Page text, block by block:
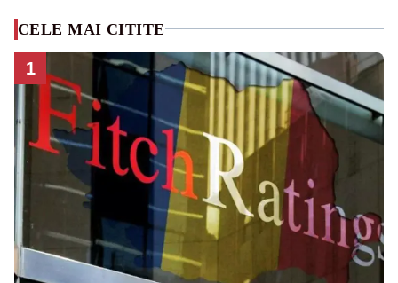
CELE MAI CITITE
1